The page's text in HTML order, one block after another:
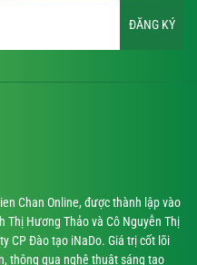
ĐĂNG KÝ
Chan Online, được thành lập vào
Thị Hương Thảo và Cô Nguyễn Thị
CP Đào tạo iNaDo. Giá trị cốt lõi
thông qua nghệ thuật sáng tạo